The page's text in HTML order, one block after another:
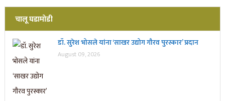
चालू घडामोडी
डॉ. सुरेश भोसले यांना ‘साखर उद्योग गौरव पुरस्कार’ प्रदान
August 09, 2026